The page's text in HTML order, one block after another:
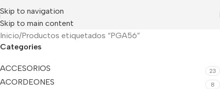
Skip to navigation
Skip to main content
Inicio Productos etiquetados “PGA56”
Categories
ACCESORIOS 23
ACORDEONES 8